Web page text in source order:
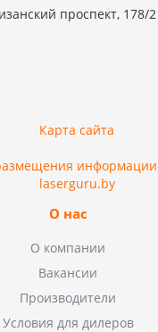
проспект,
Карта сайта
информации
laserguru.by
О нас
О компании
Вакансии
Производители
Условия для дилеров